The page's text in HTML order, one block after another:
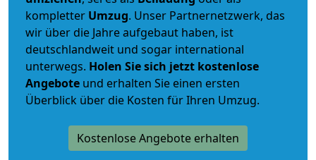
kompletter Umzug. Unser Partnernetzwerk, das
wir über die Jahre aufgebaut haben, ist
deutschlandweit und sogar international
unterwegs. Holen Sie sich jetzt kostenlose
Angebote und erhalten Sie einen ersten
Überblick über die Kosten für Ihren Umzug.
Kostenlose Angebote erhalten